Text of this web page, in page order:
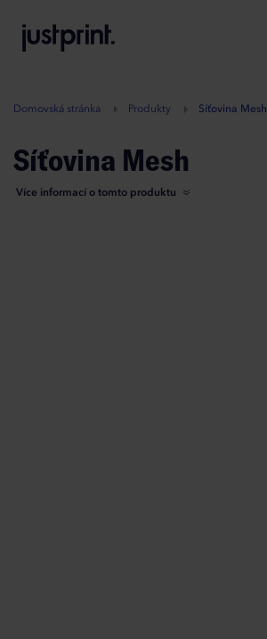
A
Domovská stránka Produkty Síťovina Mesh
Síťovina Mesh
Více informací o tomto produktu